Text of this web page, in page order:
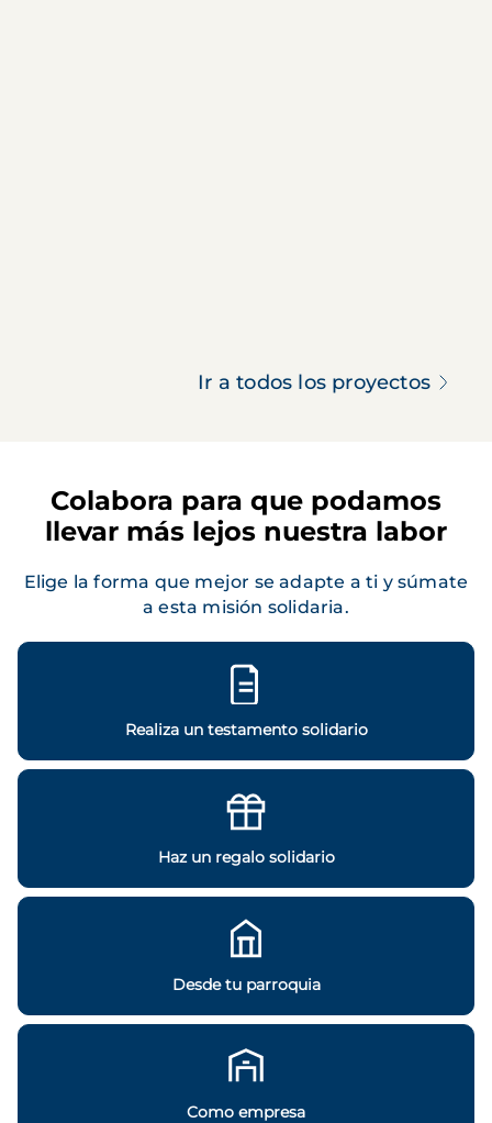
Ir a todos los proyectos
Colabora para que podamos
llevar más lejos nuestra labor
Elige la forma que mejor se adapte a ti y súmate
a esta misión solidaria.
Realiza un testamento solidario
Haz un regalo solidario
Desde tu parroquia
Como empresa